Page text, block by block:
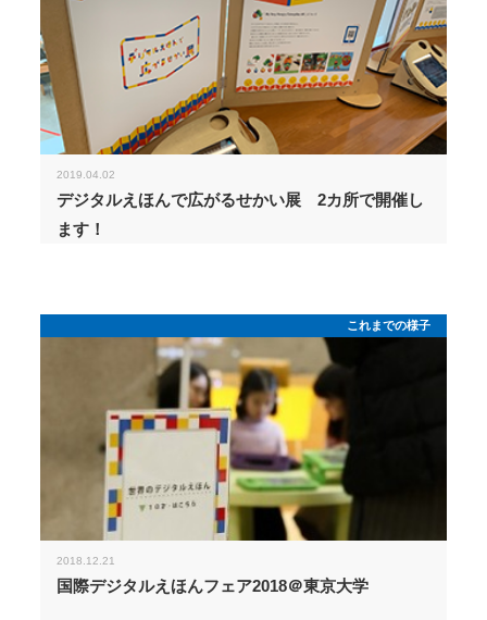
2019.04.02
デジタルえほんで広がるせかい展 2カ所で開催し
ます！
これまでの様子
2018.12.21
国際デジタルえほんフェア2018＠東京大学